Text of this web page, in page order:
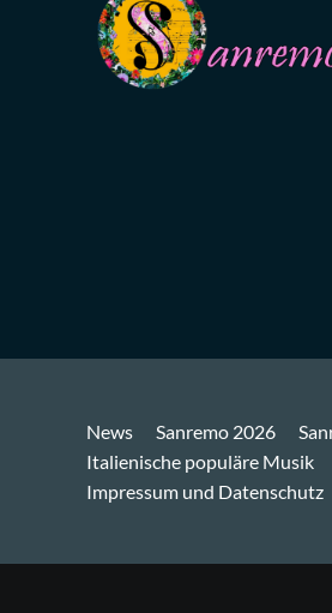
News Sanremo 2026
Italienische populäre Musik
Impressum und Datenschutz